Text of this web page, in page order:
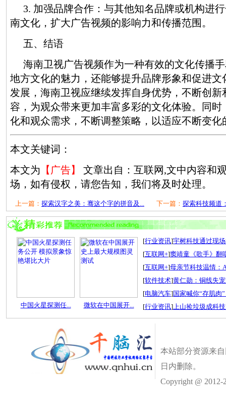
3. 加强品牌合作：与其他知名品牌或机构进
南文化，扩大广告视频的影响力和传播范围。
五、结语
海南卫视广告视频作为一种有效的文化传播
地方文化的魅力，还能够提升品牌形象和促进文
发展，海南卫视应继续发挥自身优势，不断创新
容，为观众带来更加丰富多彩的文化体验。同时
化和观众需求，不断调整策略，以适应不断变化
本文关键词：
本文为 【广告】
文章出自：互联网,文中内容和
场，如有侵权，请您告知，我们将及时处理。
上一篇： 探索汉字之美：骞这个字的拼音及... 下一篇： 探索科技频道
中国火星探测任... 微软在中国展开...
[行业资讯]宇树科技通过现
[互联网+]窦靖童《歌手》翻
[互联网+]母亲节科技温情：
[软件技术]黄仁勋：铜线失
[电脑汽车]国家喊你“存肌肉
[行业资讯]上山捡垃圾成科
本站部分资源来
日内删除。
Copyright @ 2012-